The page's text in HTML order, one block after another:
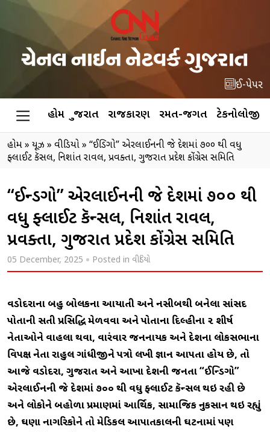
ઈ-પેપર
હોમ ગુજરાત રાજકારણ રમત-જગત ટેકનોલોજી
હોમ» ન્યૂઝ » વીડિયો» “ઈન્ડિગો” એરલાઈનની જે દેશમાં ૭૦૦ થી વધુ
ફ્લાઈટ કૅન્સલ, નિશાંત રાવલ, પ્રવક્તા, ગુજરાત પ્રદેશ કોંગ્રેસ સમિતિ
“ઈન્ડિગો” એરલાઈનની જે દેશમાં ૭૦૦ થી
વધુ ફ્લાઈટ કૅન્સલ, નિશાંત રાવલ,
પ્રવક્તા, ગુજરાત પ્રદેશ કોંગ્રેસ સમિતિ
05 December, 2025 Posted in વીડિયો
વડોદરાના બહુ બોલકના આયાતી અને નસીબથી બનેલા સાંસદ
પોતાની સસ્તી પ્રસિદ્ધિ મેળવવા અને પોતાના દિલ્હીના ૨ શીર્ષ
નેતાઓને વાહલા થવા, વારંવાર જનનાયક અને દેશના લોકસભાના
વિપક્ષ નેતા રાહુલ ગાંધીજીને પત્રો લખી જ્ઞાન આપતા હોય છે, તો
આજે વડોદરા, ગુજરાત અને આખા દેશની જનતા “ઈન્ડિગો”
એરલાઈનની જે દેશમાં ૭૦૦ થી વધુ ફ્લાઈટ કૅન્સલ થઇ રહી છે
અને લોકોને બહોળા પ્રમાણમાં આર્થિક, સામાજિક નુકસાન થઇ રહ્યું
છે, ઘણા નાગરિકોને તો મેડિકલ આપાતકાલની ઘટનામાં પણ